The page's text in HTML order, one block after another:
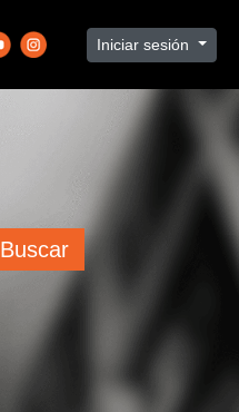
Iniciar sesión
Buscar